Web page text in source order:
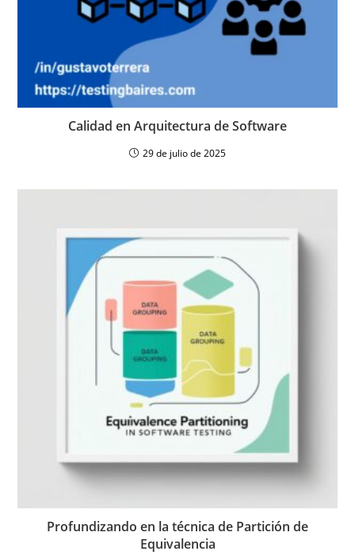
Calidad en Arquitectura de Software
29 de julio de 2025
Profundizando en la técnica de Partición de
Equivalencia